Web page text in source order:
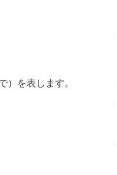
）を表します。